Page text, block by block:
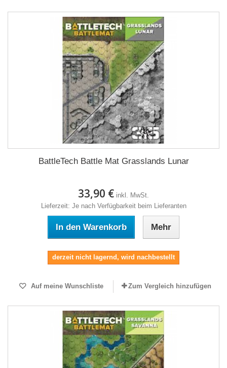
BattleTech Battle Mat Grasslands Lunar
33,90 € inkl. MwSt.
Lieferzeit: Je nach Verfügbarkeit beim Lieferanten
In den Warenkorb Mehr
derzeit nicht lagernd, wird nachbestellt
Auf meine Wunschliste Zum Vergleich hinzufügen